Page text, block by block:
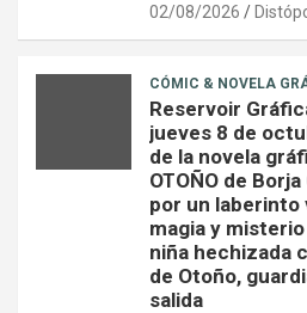
02/08/2026
CÓMIC & NOVELA
Reservoir
jueves 8 de
de la novela
OTOÑO de
por un laberinto
magia y
niña hechizada
de Otoño,
salida